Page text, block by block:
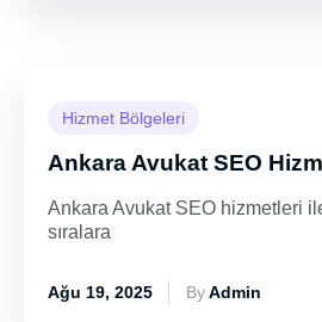
Hizmet Bölgeleri
Ankara Avukat SEO
Ankara Avukat SEO hizmetleri
sıralara
Ağu 19, 2025 ByAdmin